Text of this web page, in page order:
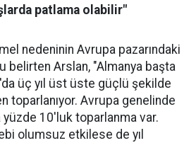
patlama olabilir"
nede­ninin Avrupa pazarındaki
belirten Arslan, "Almanya başta
üç yıl üst üste güçlü şe­kilde
to­parlanıyor. Avrupa genelinde
yüzde 10'luk toparlanma var.
olumsuz etkilese de yıl